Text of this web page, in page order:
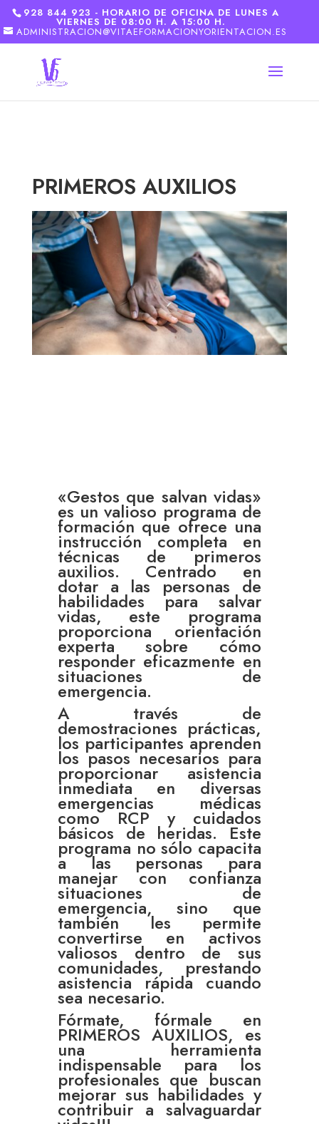
928 844 923 - HORARIO DE OFICINA DE LUNES A
VIERNES DE 08:00 H. A 15:00 H.
ADMINISTRACION@VITAEFORMACIONYORIENTACION.ES
PRIMEROS AUXILIOS
«Gestos que salvan vidas»
es un valioso programa de
formación que ofrece una
instrucción completa en
técnicas de primeros
auxilios. Centrado en
dotar a las personas de
habilidades para salvar
vidas, este programa
proporciona orientación
experta sobre cómo
responder eficazmente en
situaciones de
emergencia.
A través de
demostraciones prácticas,
los participantes aprenden
los pasos necesarios para
proporcionar asistencia
inmediata en diversas
emergencias médicas
como RCP y cuidados
básicos de heridas. Este
programa no sólo capacita
a las personas para
manejar con confianza
situaciones de
emergencia, sino que
también les permite
convertirse en activos
valiosos dentro de sus
comunidades, prestando
asistencia rápida cuando
sea necesario.
Fórmate, fórmale en
PRIMEROS AUXILIOS, es
una herramienta
indispensable para los
profesionales que buscan
mejorar sus habilidades y
contribuir a salvaguardar